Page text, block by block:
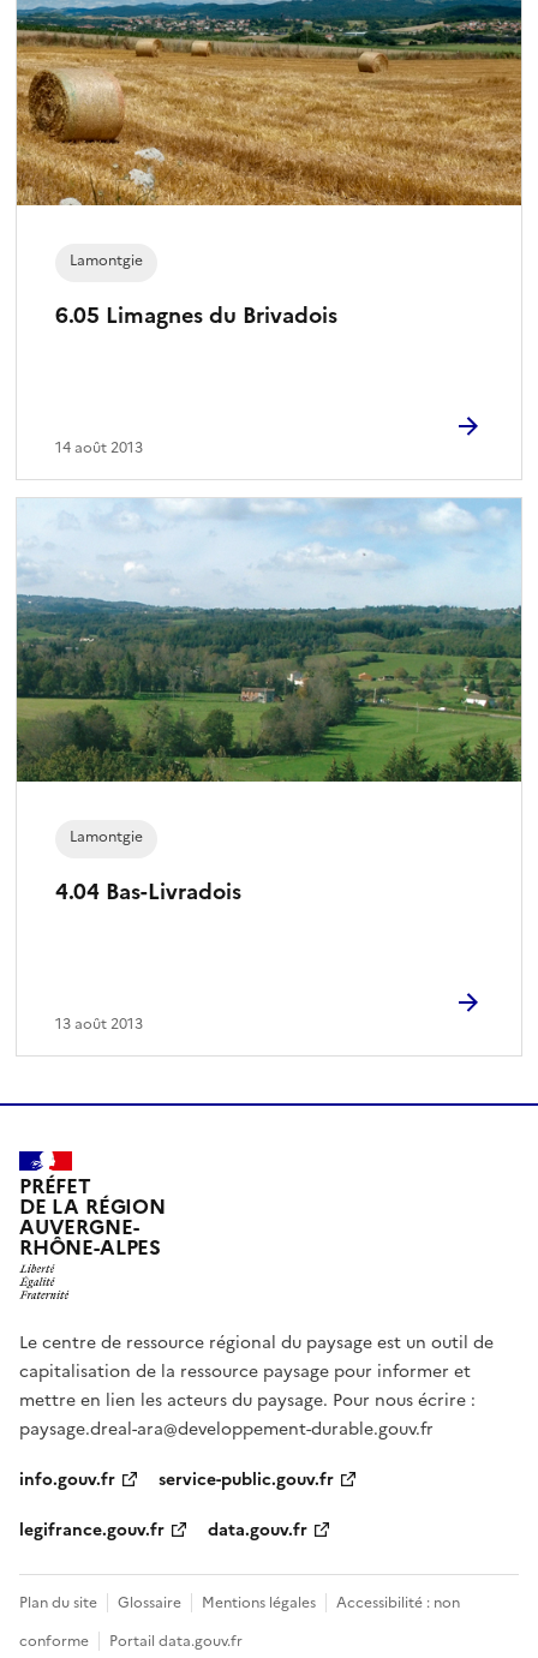
6.05 Limagnes du Brivadois
Lamontgie
14 août 2013
4.04 Bas-Livradois
Lamontgie
13 août 2013
PRÉFET
DE LA RÉGION
AUVERGNE-
RHÔNE-ALPES
Le centre de ressource régional du paysage est un outil de
capitalisation de la ressource paysage pour informer et
mettre en lien les acteurs du paysage. Pour nous écrire :
paysage.dreal-ara@developpement-durable.gouv.fr
info.gouv.fr
service-public.gouv.fr
legifrance.gouv.fr
data.gouv.fr
Plan du site Glossaire Mentions légales
Accessibilité : non
conforme
Portail data.gouv.fr